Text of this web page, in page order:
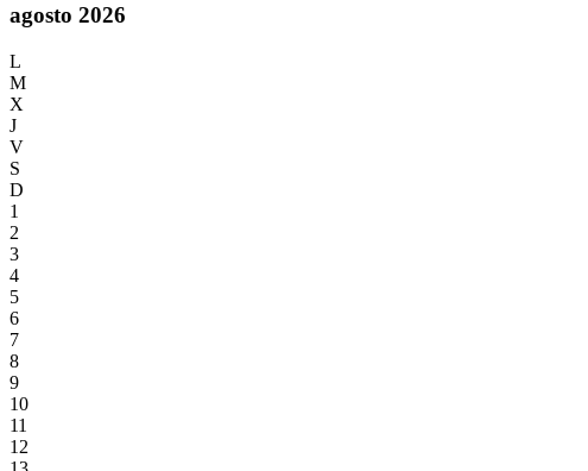
agosto 2026
L
M
X
J
V
S
D
1
2
3
4
5
6
7
8
9
10
11
12